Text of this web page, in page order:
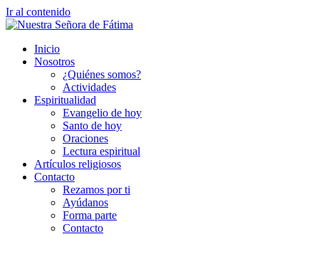
Ir al contenido
Inicio
Nosotros
¿Quiénes somos?
Actividades
Espiritualidad
Evangelio de hoy
Santo de hoy
Oraciones
Lectura espiritual
Artículos religiosos
Contacto
Rezamos por ti
Ayúdanos
Forma parte
Contacto